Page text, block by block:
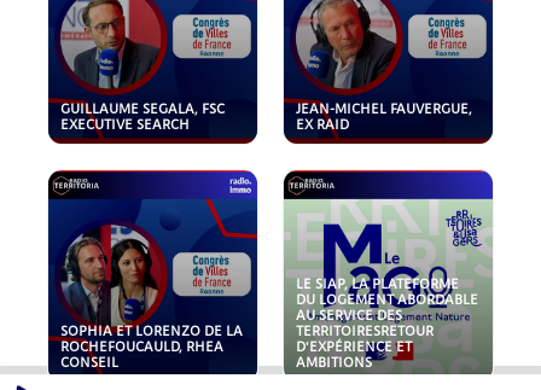
GUILLAUME SEGALA, FSC
EXECUTIVE SEARCH
JEAN-MICHEL FAUVERGUE,
EX RAID
SOPHIA ET LORENZO DE LA
ROCHEFOUCAULD, RHEA
CONSEIL
LE SIAP, LA PLATEFORME
DU LOGEMENT ABORDABLE
AU SERVICE DES
TERRITOIRESRETOUR
D'EXPÉRIENCE ET
AMBITIONS